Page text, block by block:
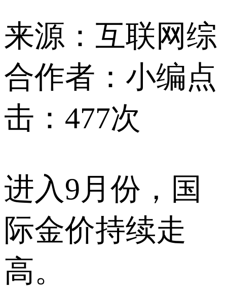
来源：互联网综
合作者：小编点
击：477次
进入9月份，国
际金价持续走
高。